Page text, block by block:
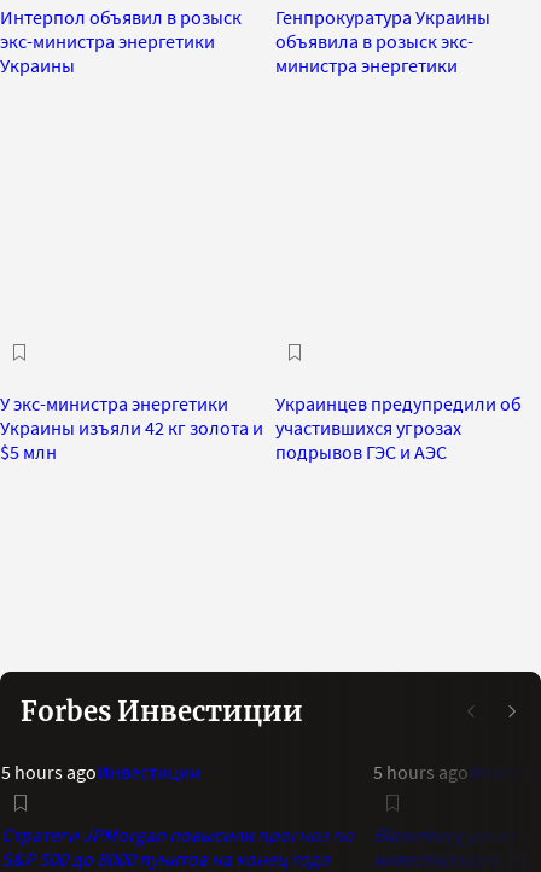
Интерпол объявил в розыск
экс-министра энергетики
Украины
Генпрокуратура Украины
объявила в розыск экс-
министра энергетики
У экс-министра энергетики
Украины изъяли 42 кг золота и
$5 млн
Украинцев предупредили об
участившихся угрозах
подрывов ГЭС и АЭС
Forbes Инвестиции
5 hours agoИнвестиции
Стратеги JPMorgan повысили прогноз по
S&P 500 до 8000 пунктов на конец года
5 hours ago
Bloomberg узнал о
инвестировать